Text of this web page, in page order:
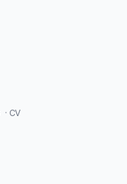
· CV